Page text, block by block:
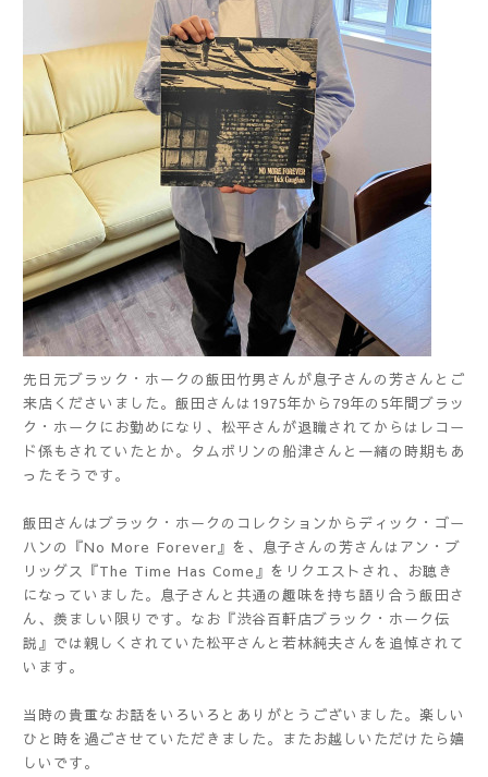
先日元ブラック・ホークの飯田竹男さんが息子さんの芳さんとご
来店くださいました。飯田さんは1975年から79年の5年間ブラッ
ク・ホークにお勤めになり、松平さんが退職されてからはレコー
ド係もされていたとか。タムボリンの船津さんと一緒の時期もあ
ったそうです。
飯田さんはブラック・ホークのコレクションからディック・ゴー
ハンの『No More Forever』を、息子さんの芳さんはアン・ブ
リッグス『The Time Has Come』をリクエストされ、お聴き
になっていました。息子さんと共通の趣味を持ち語り合う飯田さ
ん、羨ましい限りです。なお『渋谷百軒店ブラック・ホーク伝
説』では親しくされていた松平さんと若林純夫さんを追悼されて
います。
当時の貴重なお話をいろいろとありがとうございました。楽しい
ひと時を過ごさせていただきました。またお越しいただけたら嬉
しいです。